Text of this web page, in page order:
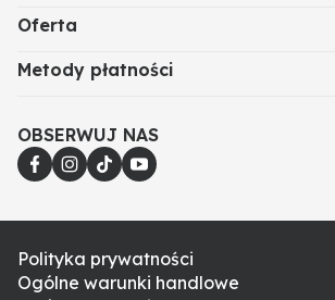
Oferta
Metody płatności
OBSERWUJ NAS
Polityka prywatności
Ogólne warunki handlowe